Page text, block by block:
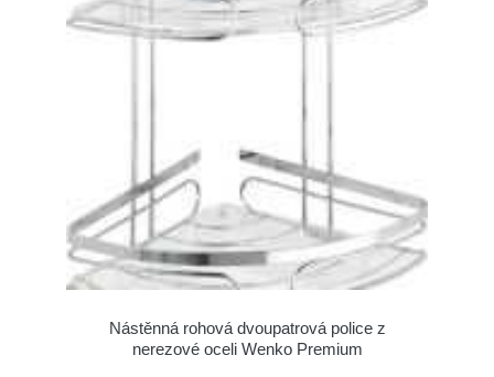
Nástěnná rohová dvoupatrová police z
nerezové oceli Wenko Premium